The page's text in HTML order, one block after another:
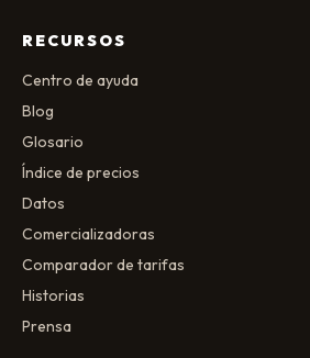
RECURSOS
Centro de ayuda
Blog
Glosario
Índice de precios
Datos
Comercializadoras
Comparador de tarifas
Historias
Prensa